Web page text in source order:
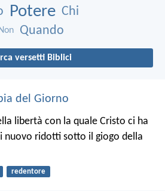
Potere Chi
Non Quando
versetti Biblici
del Giorno
libertà con la quale Cristo ci ha
nuovo ridotti sotto il giogo della
redentore